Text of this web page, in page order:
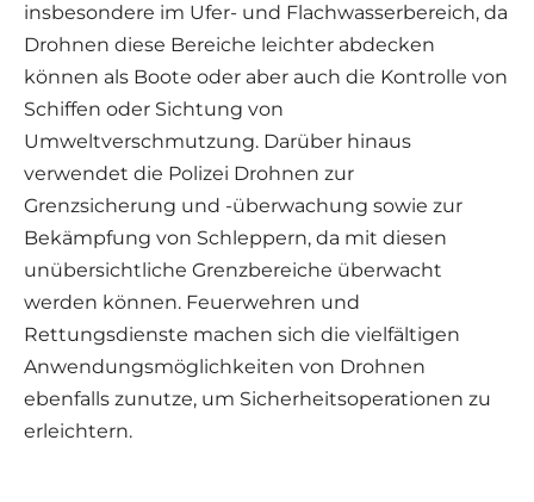
insbesondere im Ufer- und Flachwasserbereich, da
Drohnen diese Bereiche leichter abdecken
können als Boote oder aber auch die Kontrolle von
Schiffen oder Sichtung von
Umweltverschmutzung. Darüber hinaus
verwendet die Polizei Drohnen zur
Grenzsicherung und -überwachung sowie zur
Bekämpfung von Schleppern, da mit diesen
unübersichtliche Grenzbereiche überwacht
werden können. Feuerwehren und
Rettungsdienste machen sich die vielfältigen
Anwendungsmöglichkeiten von Drohnen
ebenfalls zunutze, um Sicherheitsoperationen zu
erleichtern.